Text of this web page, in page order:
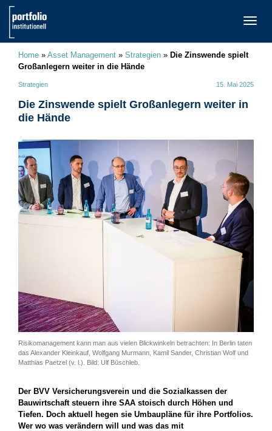
Home » Asset Management » Strategien » Die Zinswende spielt
Großanlegern weiter in die Hände
Strategien 15. Mai 2025
Die Zinswende spielt Großanlegern weiter in
die Hände
Risikomanagement kann man aus vielen Blickwinkeln betrachten: In Berlin taten
das Alexander Kleinkauf, Wolfgang Murmann, Kamil Sander, Christian Wolf und
Matthias Paetzel (v. l.). Bild: Ulf Büschleb.
Der BVV Versicherungsverein und die Sozialkassen der
Bauwirtschaft steuern ihre SAA stoisch durch Höhen und
Tiefen. Doch aktuell hegen sie Umbaupläne für ihre Portfolios.
Wer wo was verändern will und was das mit